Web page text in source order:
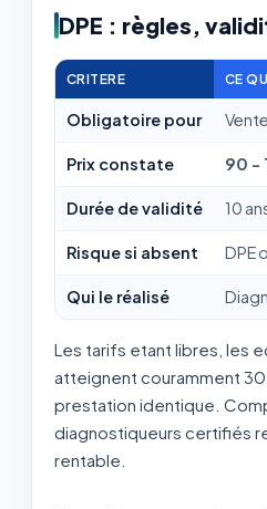
DPE : règles,
CRITERE CE
Obligatoire pour
Prix constate 90 -
Durée de validité 10
Risque si absent DPE
Qui le réalisé
Les tarifs etant libres, les
atteignent couramment 30
prestation identique.
diagnostiqueurs certifiés
rentable.